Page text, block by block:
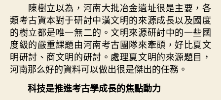
陳樹立以為，河南大批冶金遺址很是主要，各
類考古資本對于研討中漢文明的來源成長以及國度
的樹立都是唯一無二的。文明來源研討中的一些國
度級的嚴重課題由河南考古團隊來牽頭，好比夏文
明研討、商文明的研討。處理夏文明的來源題目，
河南那么好的資料可以做出很是傑出的任務。
科技是推進考古學成長的焦點動力